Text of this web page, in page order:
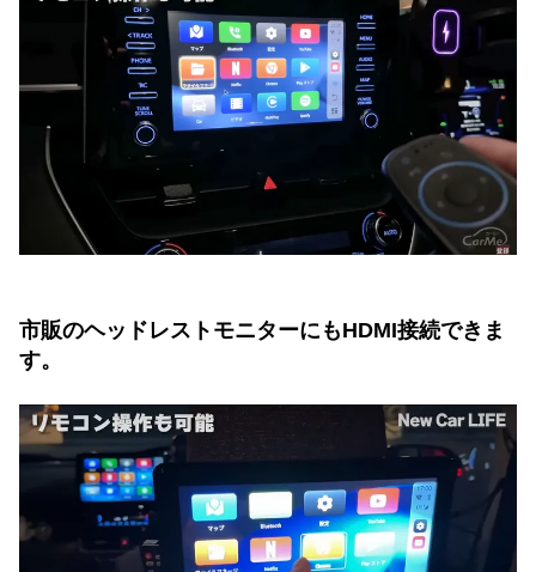
市販のヘッドレストモニターにもHDMI接続できま
す。